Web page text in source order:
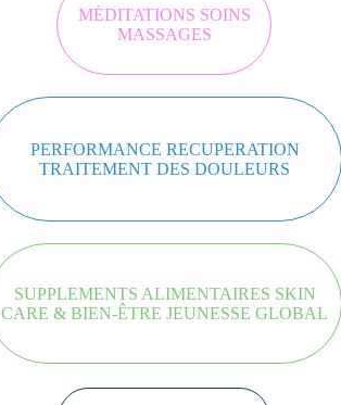
MÉDITATIONS SOINS
MASSAGES
PERFORMANCE RECUPERATION
TRAITEMENT DES DOULEURS
SUPPLEMENTS ALIMENTAIRES SKIN
CARE & BIEN-ÊTRE JEUNESSE GLOBAL